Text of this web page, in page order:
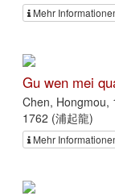
Mehr
Gu wen mei
Chen, Hongmou,
1762 (浦起龍)
Mehr